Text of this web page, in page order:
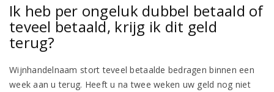
Ik heb per ongeluk dubbel betaald of
teveel betaald, krijg ik dit geld
terug?
Wijnhandelnaam stort teveel betaalde bedragen binnen een
week aan u terug. Heeft u na twee weken uw geld nog niet